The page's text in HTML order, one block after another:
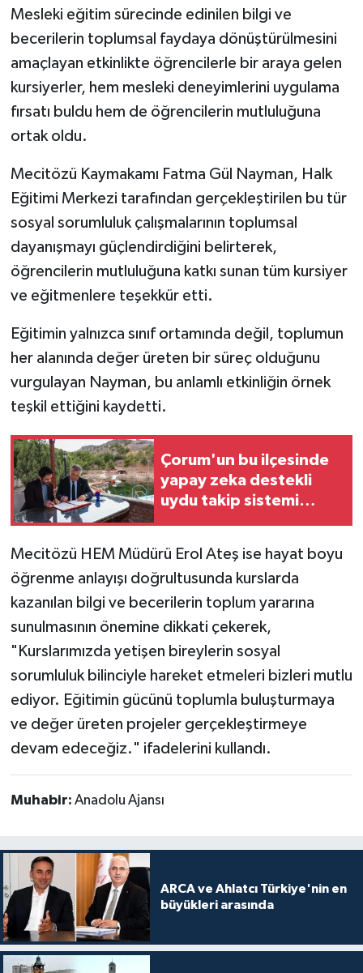
Mesleki eğitim sürecinde edinilen bilgi ve
becerilerin toplumsal faydaya dönüştürülmesini
amaçlayan etkinlikte öğrencilerle bir araya gelen
kursiyerler, hem mesleki deneyimlerini uygulama
fırsatı buldu hem de öğrencilerin mutluluğuna
ortak oldu.
Mecitözü Kaymakamı Fatma Gül Nayman, Halk
Eğitimi Merkezi tarafından gerçekleştirilen bu tür
sosyal sorumluluk çalışmalarının toplumsal
dayanışmayı güçlendirdiğini belirterek,
öğrencilerin mutluluğuna katkı sunan tüm kursiyer
ve eğitmenlere teşekkür etti.
Eğitimin yalnızca sınıf ortamında değil, toplumun
her alanında değer üreten bir süreç olduğunu
vurgulayan Nayman, bu anlamlı etkinliğin örnek
teşkil ettiğini kaydetti.
Çorum'un bu ilçesinde
yapay zeka destekli
uydu takip sistemi
Mecitözü HEM Müdürü Erol Ateş ise hayat boyu
öğrenme anlayışı doğrultusunda kurslarda
kazanılan bilgi ve becerilerin toplum yararına
sunulmasının önemine dikkati çekerek,
"Kurslarımızda yetişen bireylerin sosyal
sorumluluk bilinciyle hareket etmeleri bizleri mutlu
ediyor. Eğitimin gücünü toplumla buluşturmaya
ve değer üreten projeler gerçekleştirmeye
devam edeceğiz." ifadelerini kullandı.
Muhabir: Anadolu Ajansı
ARCA ve Ahlatcı Türkiye'nin en
büyükleri arasında